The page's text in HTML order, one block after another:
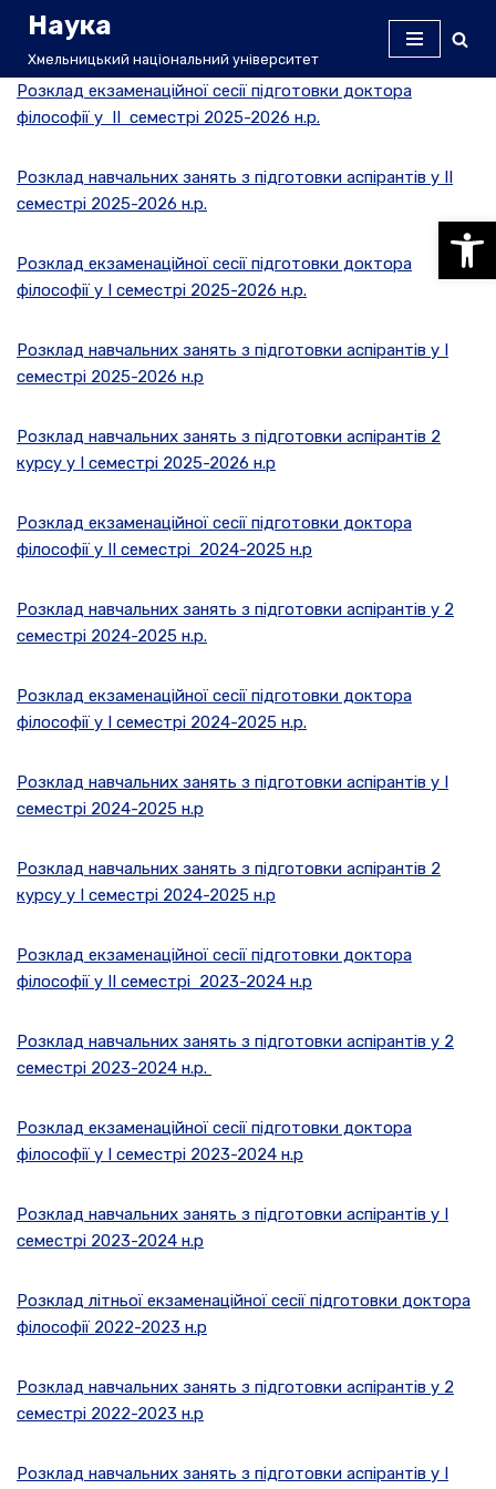
Перейти
до
вмісту
Наука
Хмельницький національний університет
Розклад екзаменаційної сесії підготовки доктора
філософії у II семестрі 2025-2026 н.р.
Розклад навчальних занять з підготовки аспірантів у II
семестрі 2025-2026 н.р.
Розклад екзаменаційної сесії підготовки доктора
філософії у I семестрі 2025-2026 н.р.
Розклад навчальних занять з підготовки аспірантів у І
семестрі 2025-2026 н.р
Розклад навчальних занять з підготовки аспірантів 2
курсу у І семестрі 2025-2026 н.р
Розклад екзаменаційної сесії підготовки доктора
філософії у II семестрі 2024-2025 н.р
Розклад навчальних занять з підготовки аспірантів у 2
семестрі 2024-2025 н.р.
Розклад екзаменаційної сесії підготовки доктора
філософії у I семестрі 2024-2025 н.р.
Розклад навчальних занять з підготовки аспірантів у І
семестрі 2024-2025 н.р
Розклад навчальних занять з підготовки аспірантів 2
курсу у І семестрі 2024-2025 н.р
Розклад екзаменаційної сесії підготовки доктора
філософії у II семестрі 2023-2024 н.р
Розклад навчальних занять з підготовки аспірантів у 2
семестрі 2023-2024 н.р.
Розклад екзаменаційної сесії підготовки доктора
філософії y I семестрі 2023-2024 н.р
Розклад навчальних занять з підготовки аспірантів у І
семестрі 2023-2024 н.р
Розклад літньої екзаменаційної сесії підготовки доктора
філософії 2022-2023 н.р
Розклад навчальних занять з підготовки аспірантів у 2
семестрі 2022-2023 н.р
Розклад навчальних занять з підготовки аспірантів у І